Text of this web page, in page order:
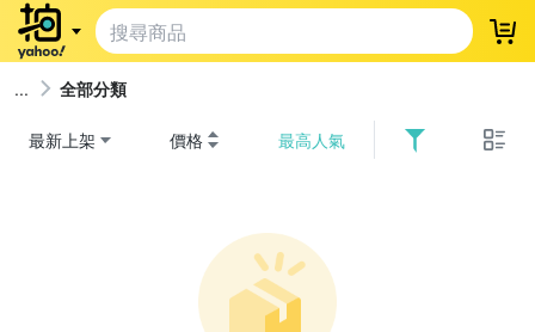
登
全部分類
最新上架 價格 最高人氣